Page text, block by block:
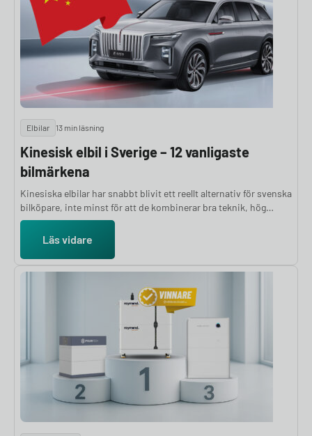
Elbilar 13 min läsning
Kinesisk elbil i Sverige – 12 vanligaste
bilmärkena
Kinesiska elbilar har snabbt blivit ett reellt alternativ för svenska
bilköpare, inte minst för att de kombinerar bra teknik, hög
utrustningsnivå och attraktiva priser. Märken som BYD, MG och
Zeekr har redan bevisat att de kan leverera både säkerhet och
konkurrenter. Men som med alla bilköp gäller det att göra sin
Läs vidare